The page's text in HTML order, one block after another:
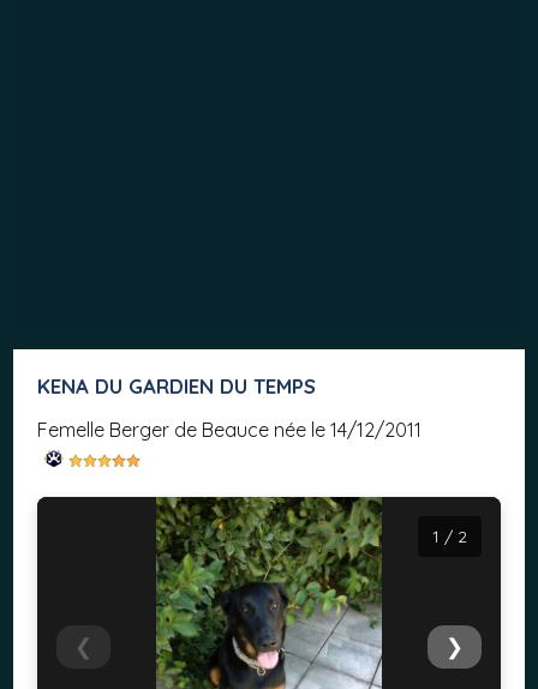
KENA DU GARDIEN DU TEMPS
femelle Berger de Beauce née le 14/12/2011
❮ ❯
1 / 2